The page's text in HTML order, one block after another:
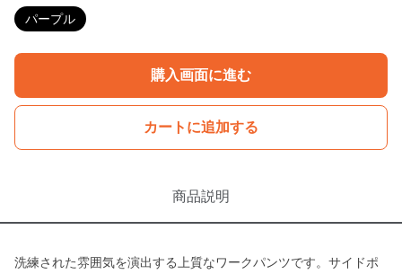
パープル
購入画面に進む
カートに追加する
商品説明
洗練された雰囲気を演出する上質なワークパンツです。サイドポ